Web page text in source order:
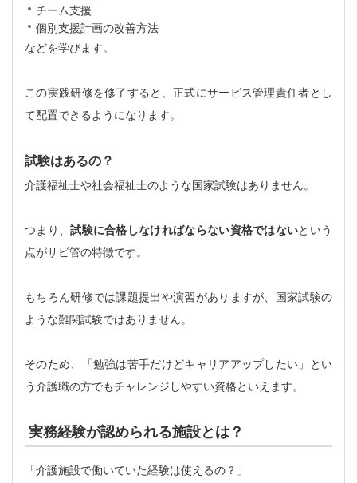
チーム支援
個別支援計画の改善方法
などを学びます。
この実践研修を修了すると、正式にサービス管理責任者とし
て配置できるようになります。
試験はあるの？
介護福祉士や社会福祉士のような国家試験はありません。
つまり、試験に合格しなければならない資格ではないという
点がサビ管の特徴です。
もちろん研修では課題提出や演習がありますが、国家試験の
ような難関試験ではありません。
そのため、「勉強は苦手だけどキャリアアップしたい」とい
う介護職の方でもチャレンジしやすい資格といえます。
実務経験が認められる施設とは？
「介護施設で働いていた経験は使えるの？」